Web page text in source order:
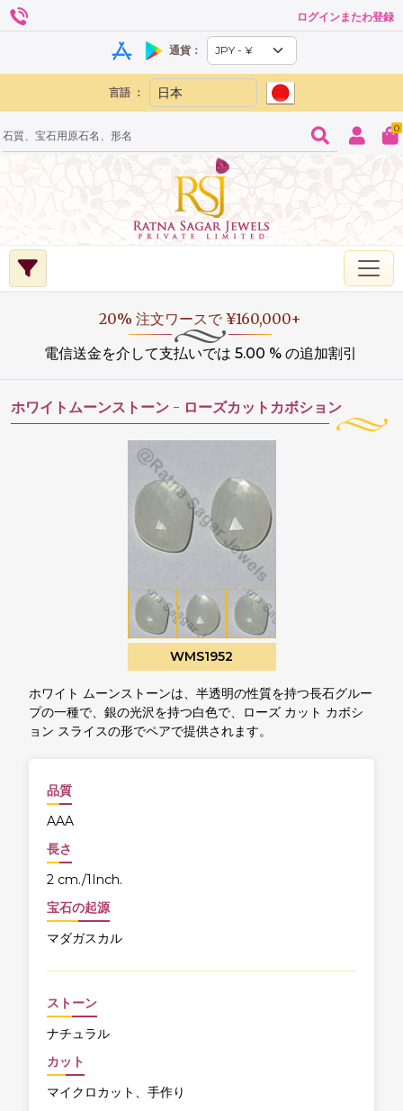
ログインまたわ登録
通貨：
言語 ：
0
20% 注文ワースで ¥160,000+
電信送金を介して支払いでは 5.00 % の追加割引
ホワイトムーンストーン - ローズカットカボション
WMS1952
ホワイト ムーンストーンは、半透明の性質を持つ長石グルー
プの一種で、銀の光沢を持つ白色で、ローズ カット カボシ
ョン スライスの形でペアで提供されます。
品質
AAA
長さ
2 cm./1Inch.
宝石の起源
マダガスカル
ストーン
ナチュラル
カット
マイクロカット、手作り